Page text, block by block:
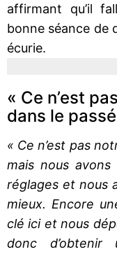
affirmant qu’il
bonne séance de
écurie.
« Ce n’est
dans le
« Ce n’est pas
mais nous
réglages et nous
mieux. Encore
clé ici et nous
donc